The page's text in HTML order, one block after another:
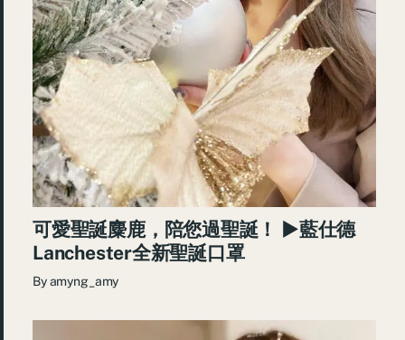
可愛聖誕麋鹿，陪您過聖誕！ ►藍仕德
Lanchester全新聖誕口罩
Byamyng_amy